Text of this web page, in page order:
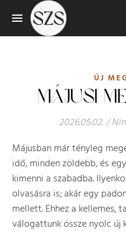
ÚJ
MÁJUSI
2026.05.02./
Májusban már tényleg
idő, minden zöldebb, és
kimenni a szabadba.
olvasásra is; akár egy
mellett. Ehhez a kellemes,
válogattunk össze nyolc új